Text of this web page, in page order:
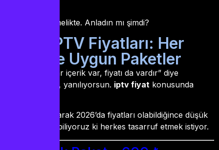
Hepsi tek abonelikte. Anladın mı şimdi?
2026 IPTV Fiyatları: Her
Bütçeye Uygun Paketler
Şimdi “Bu kadar içerik var, fiyatı da vardır” diye
düşünüyorsan, yanılıyorsun. iptv fiyat konusunda
olarak 2026’da fiyatları olabildiğince düşük
tuttuk. Çünkü biliyoruz ki herkes tasarruf etmek istiyor.